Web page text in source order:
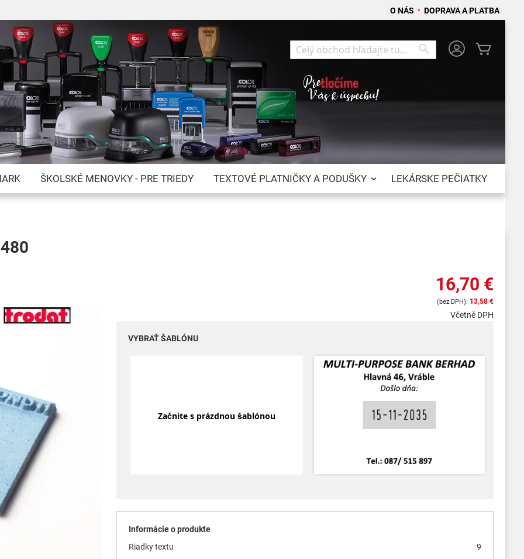
O NÁS • DOPRAVA A PLATBA
to
Content
Search
ŠKOLSKÉ MENOVKY - PRE TRIEDY TEXTOVÉ PLATNIČKY A PODUŠKY LEKÁRSKE PEČIATKY
16,70 €
13,58 €
Včetně DPH
VYBRAŤ ŠABLÓNU
Začnite s prázdnou šablónou
Informácie o produkte
Riadky textu
9